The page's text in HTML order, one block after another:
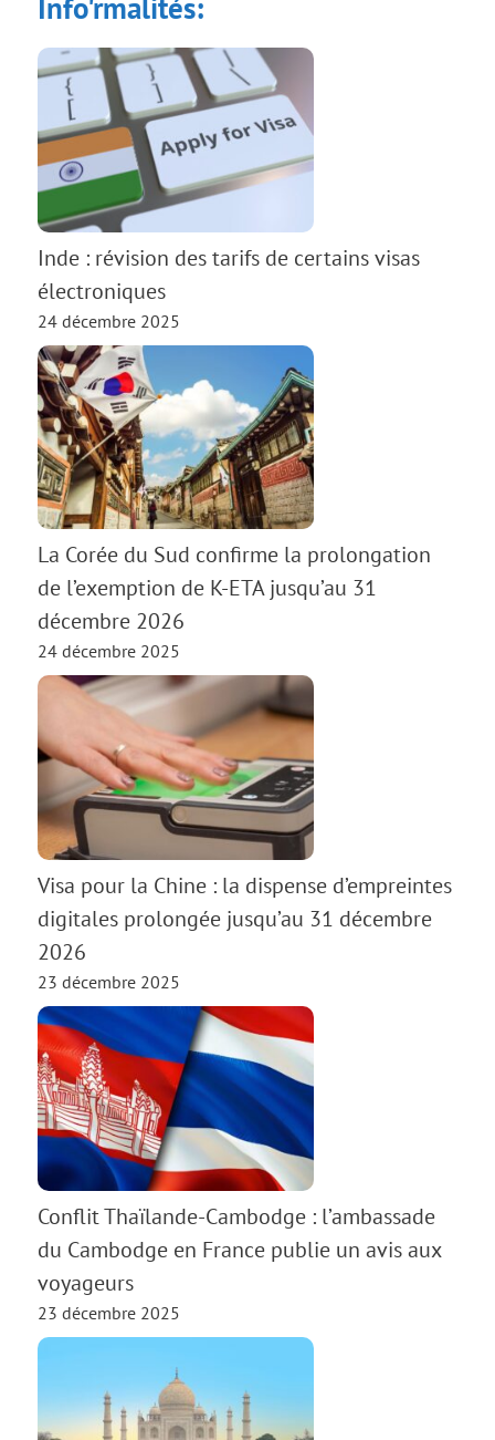
Info'rmalités:
Inde : révision des tarifs de certains visas
électroniques
24 décembre 2025
La Corée du Sud confirme la prolongation
de l’exemption de K-ETA jusqu’au 31
décembre 2026
24 décembre 2025
Visa pour la Chine : la dispense d’empreintes
digitales prolongée jusqu’au 31 décembre
2026
23 décembre 2025
Conflit Thaïlande-Cambodge : l’ambassade
du Cambodge en France publie un avis aux
voyageurs
23 décembre 2025